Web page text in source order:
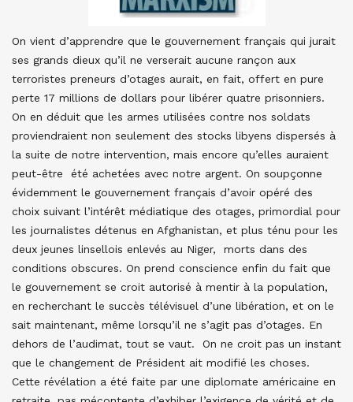
On vient d’apprendre que le gouvernement français qui jurait
ses grands dieux qu’il ne verserait aucune rançon aux
terroristes preneurs d’otages aurait, en fait, offert en pure
perte 17 millions de dollars pour libérer quatre prisonniers.
On en déduit que les armes utilisées contre nos soldats
proviendraient non seulement des stocks libyens dispersés à
la suite de notre intervention, mais encore qu’elles auraient
peut-être été achetées avec notre argent. On soupçonne
évidemment le gouvernement français d’avoir opéré des
choix suivant l’intérêt médiatique des otages, primordial pour
les journalistes détenus en Afghanistan, et plus ténu pour les
deux jeunes linsellois enlevés au Niger, morts dans des
conditions obscures. On prend conscience enfin du fait que
le gouvernement se croit autorisé à mentir à la population,
en recherchant le succès télévisuel d’une libération, et on le
sait maintenant, même lorsqu’il ne s’agit pas d’otages. En
dehors de l’audimat, tout se vaut. On ne croit pas un instant
que le changement de Président ait modifié les choses.
Cette révélation a été faite par une diplomate américaine en